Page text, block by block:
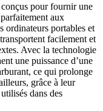
pour fournir une
aux
ordinateurs portables et
facilement et
Avec la technologie
une puissance d’une
ce qui prolonge
grâce à leur
dans des